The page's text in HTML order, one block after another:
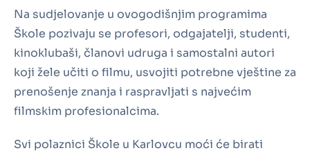
Na sudjelovanje u ovogodišnjim programima
Škole pozivaju se profesori, odgajatelji, studenti,
kinoklubaši, članovi udruga i samostalni autori
koji žele učiti o filmu, usvojiti potrebne vještine za
prenošenje znanja i raspravljati s najvećim
filmskim profesionalcima.
Svi polaznici Škole u Karlovcu moći će birati